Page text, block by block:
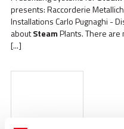
presents: Raccorderie
Installations Carlo Pugnaghi -
aboutSteamPlants. There
[...]